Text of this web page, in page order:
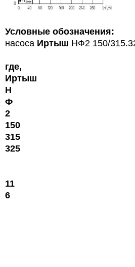
Условные обозначения:
насоса Иртыш НФ2 150/
где,
Иртыш
Н
Ф
2
150
315
325
11
6